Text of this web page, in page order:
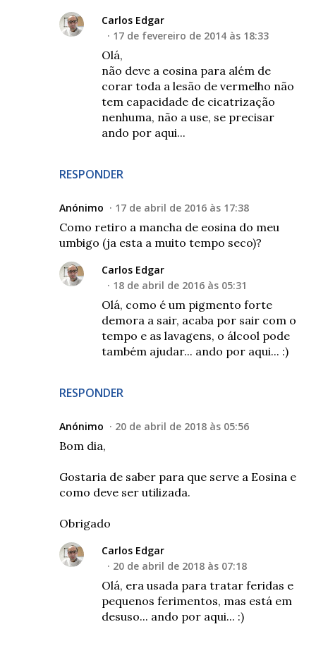
RESPONDER
Carlos Edgar
17 de fevereiro de 2014 às 18:33
Olá,
não deve a eosina para além de
corar toda a lesão de vermelho não
tem capacidade de cicatrização
nenhuma, não a use, se precisar
ando por aqui...
Anónimo 17 de abril de 2016 às 17:38
Como retiro a mancha de eosina do meu
umbigo (ja esta a muito tempo seco)?
RESPONDER
Carlos Edgar
18 de abril de 2016 às 05:31
Olá, como é um pigmento forte
demora a sair, acaba por sair com o
tempo e as lavagens, o álcool pode
também ajudar... ando por aqui... :)
Anónimo 20 de abril de 2018 às 05:56
Bom dia,
Gostaria de saber para que serve a Eosina e
como deve ser utilizada.
Obrigado
Carlos Edgar
20 de abril de 2018 às 07:18
Olá, era usada para tratar feridas e
pequenos ferimentos, mas está em
desuso... ando por aqui... :)